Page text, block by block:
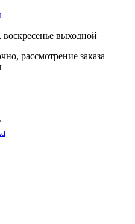
выходной
рассмотрение заказа